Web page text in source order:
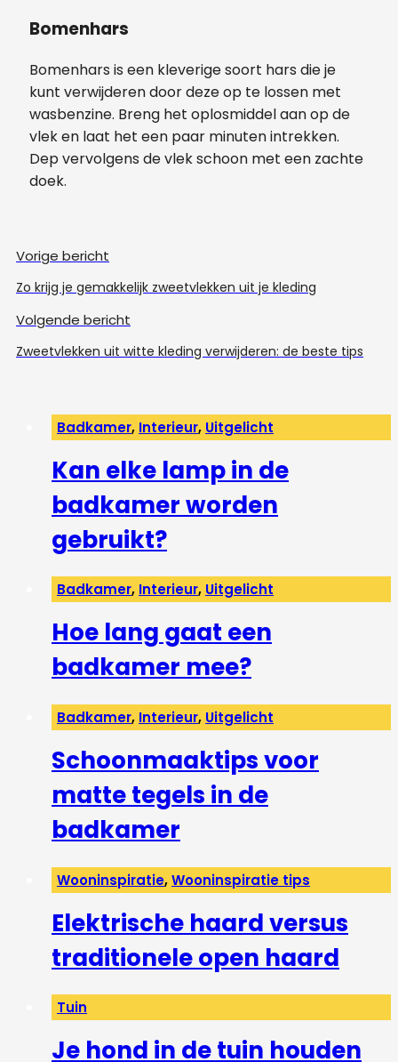
Bomenhars
Bomenhars is een kleverige soort hars die je
kunt verwijderen door deze op te lossen met
wasbenzine. Breng het oplosmiddel aan op de
vlek en laat het een paar minuten intrekken.
Dep vervolgens de vlek schoon met een zachte
doek.
Vorige bericht
Zo krijg je gemakkelijk zweetvlekken uit je kleding
Volgende bericht
Zweetvlekken uit witte kleding verwijderen: de beste tips
Badkamer, Interieur, Uitgelicht
Kan elke lamp in de
badkamer worden
gebruikt?
Badkamer, Interieur, Uitgelicht
Hoe lang gaat een
badkamer mee?
Badkamer, Interieur, Uitgelicht
Schoonmaaktips voor
matte tegels in de
badkamer
Wooninspiratie,Wooninspiratie tips
Elektrische haard versus
traditionele open haard
Tuin
Je hond in de tuin houden